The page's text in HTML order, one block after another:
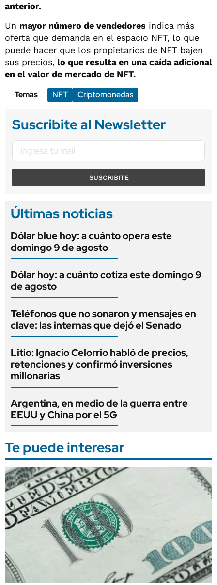
anterior.
Un mayor número de vendedores indica más
oferta que demanda en el espacio NFT, lo que
puede hacer que los propietarios de NFT bajen
sus precios, lo que resulta en una caída adicional
en el valor de mercado de NFT.
Temas
NFT Criptomonedas
Suscribite al Newsletter
SUSCRIBITE
Últimas noticias
Dólar blue hoy: a cuánto opera este
domingo 9 de agosto
Dólar hoy: a cuánto cotiza este domingo 9
de agosto
Teléfonos que no sonaron y mensajes en
clave: las internas que dejó el Senado
Litio: Ignacio Celorrio habló de precios,
retenciones y confirmó inversiones
millonarias
Argentina, en medio de la guerra entre
EEUU y China por el 5G
Te puede interesar